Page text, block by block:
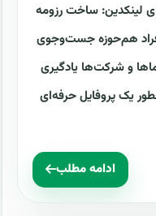
لینکدین: ساخت رزومه
افراد هم‌حوزه جست‌وجوی
و شرکت‌ها یادگیری
یک پروفایل حرفه‌ای
ادامه مطلب